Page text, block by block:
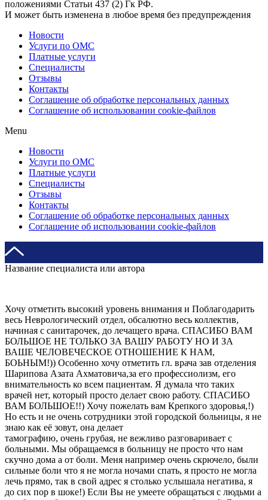
положениями Статьи 437 (2) Гк РФ.
И может быть изменена в любое время без предупреждения
Новости
Услуги по ОМС
Платные услуги
Специалисты
Отзывы
Контакты
Соглашение об обработке персональных данных
Соглашение об использовании cookie-файлов
Menu
Новости
Услуги по ОМС
Платные услуги
Специалисты
Отзывы
Контакты
Соглашение об обработке персональных данных
Соглашение об использовании cookie-файлов
Название специалиста или автора
Хочу отметить высокий уровень внимания и Поблагодарить
весь Неврологический отдел, обсалютно весь коллектив,
начиная с санитарочек, до лечащего врача. СПАСИБО ВАМ
БОЛЬШОЕ НЕ ТОЛЬКО ЗА ВАШУ РАБОТУ НО И ЗА
ВАШЕ ЧЕЛОВЕЧЕСКОЕ ОТНОШЕНИЕ К НАМ,
БОЬНЫМ!)) Особенно хочу отметить гл. врача зав отделения
Шарипова Азата Ахматовича,за его профессиолизм, его
внимательность ко всем пациентам. Я думала что таких
врачей нет, который просто делает свою работу. СПАСИБО
ВАМ БОЛЬШОЕ!!) Хочу пожелать вам Крепкого здоровья,!)
Но есть и не очень сотрудники этой городской больницы, я не
знаю как её зовут, она делает
тамографию, очень грубая, не вежливо разговаривает с
больными. Мы обращаемся в больницу не просто что нам
скучно дома а от боли. Меня например очень скрючело, были
сильные боли что я не могла ночами спать, я просто не могла
лечь прямо, так в свой адрес я столько услышала негатива, я
до сих пор в шоке!) Если Вы не умеете обращаться с людьми а